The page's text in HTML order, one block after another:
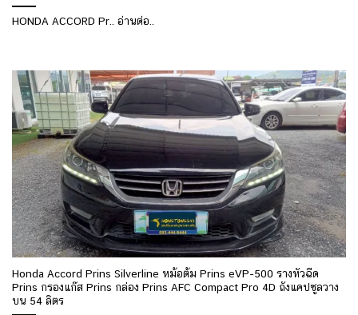
HONDA ACCORD Pr.. อ่านต่อ..
Honda Accord Prins Silverline หม้อต้ม Prins eVP-500 รางหัวฉีด
Prins กรองแก๊ส Prins กล่อง Prins AFC Compact Pro 4D ถังแคปซูลวาง
บน 54 ลิตร